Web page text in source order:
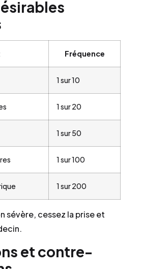
Fréquence
1 sur 10
1 sur 20
1 sur 50
1 sur 100
1 sur 200
sévère, cessez la prise et
et contre-